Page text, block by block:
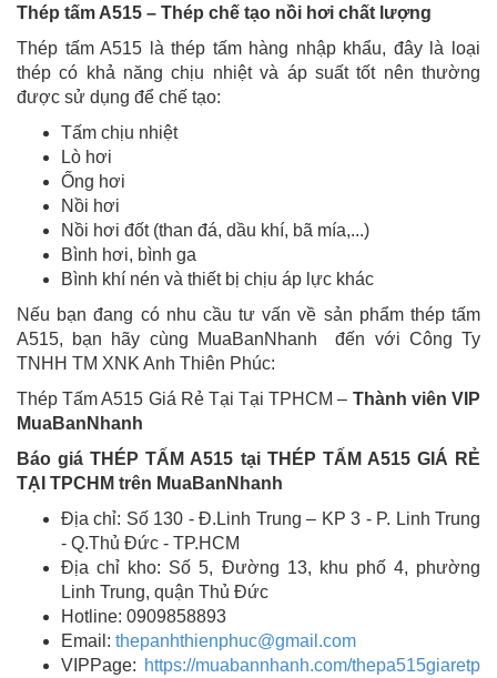
Thép tấm A515 – Thép chế tạo nồi hơi chất lượng
Thép tấm A515 là thép tấm hàng nhập khẩu, đây là loại
thép có khả năng chịu nhiệt và áp suất tốt nên thường
được sử dụng để chế tạo:
Tấm chịu nhiệt
Lò hơi
Ống hơi
Nồi hơi
Nồi hơi đốt (than đá, dầu khí, bã mía,...)
Bình hơi, bình ga
Bình khí nén và thiết bị chịu áp lực khác
Nếu bạn đang có nhu cầu tư vấn về sản phẩm thép tấm
A515, bạn hãy cùng MuaBanNhanh đến với Công Ty
TNHH TM XNK Anh Thiên Phúc:
Thép Tấm A515 Giá Rẻ Tại Tại TPHCM – Thành viên VIP
MuaBanNhanh
Báo giá THÉP TẤM A515 tại THÉP TẤM A515 GIÁ RẺ
TẠI TPCHM trên MuaBanNhanh
Địa chỉ: Số 130 - Đ.Linh Trung – KP 3 - P. Linh Trung
- Q.Thủ Đức - TP.HCM
Địa chỉ kho: Số 5, Đường 13, khu phố 4, phường
Linh Trung, quận Thủ Đức
Hotline: 0909858893
Email: thepanhthienphuc@gmail.com
VIPPage: https://muabannhanh.com/thepa515giaretp